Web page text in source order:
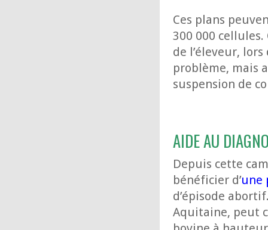
Ces plans
300 000
de l’éleveur,
problème, mais
suspension de
AIDE AU
Depuis cette
bénéficier d’une
d’épisode
Aquitaine, peut